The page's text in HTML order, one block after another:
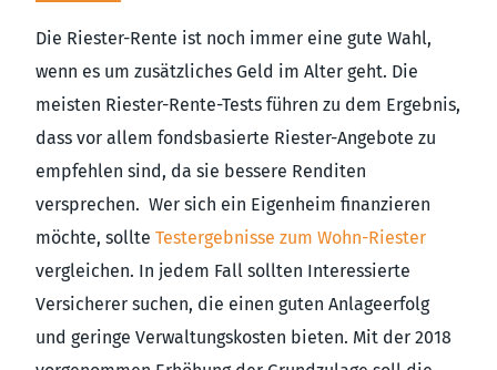
Die Riester-Rente ist noch immer eine gute Wahl,
wenn es um zusätzliches Geld im Alter geht. Die
meisten Riester-Rente-Tests führen zu dem Ergebnis,
dass vor allem fondsbasierte Riester-Angebote zu
empfehlen sind, da sie bessere Renditen
versprechen. Wer sich ein Eigenheim finanzieren
möchte, sollte Testergebnisse zum Wohn-Riester
vergleichen. In jedem Fall sollten Interessierte
Versicherer suchen, die einen guten Anlageerfolg
und geringe Verwaltungskosten bieten. Mit der 2018